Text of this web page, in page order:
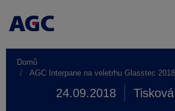
Domů
AGC Interpane na veletrhu Glasstec
24.09.2018